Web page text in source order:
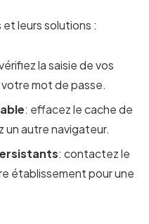
leurs solutions :
la saisie de vos
mot de passe.
: effacez le cache de
autre navigateur.
: contactez le
établissement pour une